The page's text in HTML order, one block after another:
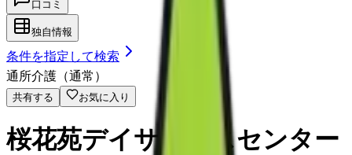
口コミ
独自情報
条件を指定して検索
通所介護（通常）
共有する お気に入り
桜花苑デイサービスセンター